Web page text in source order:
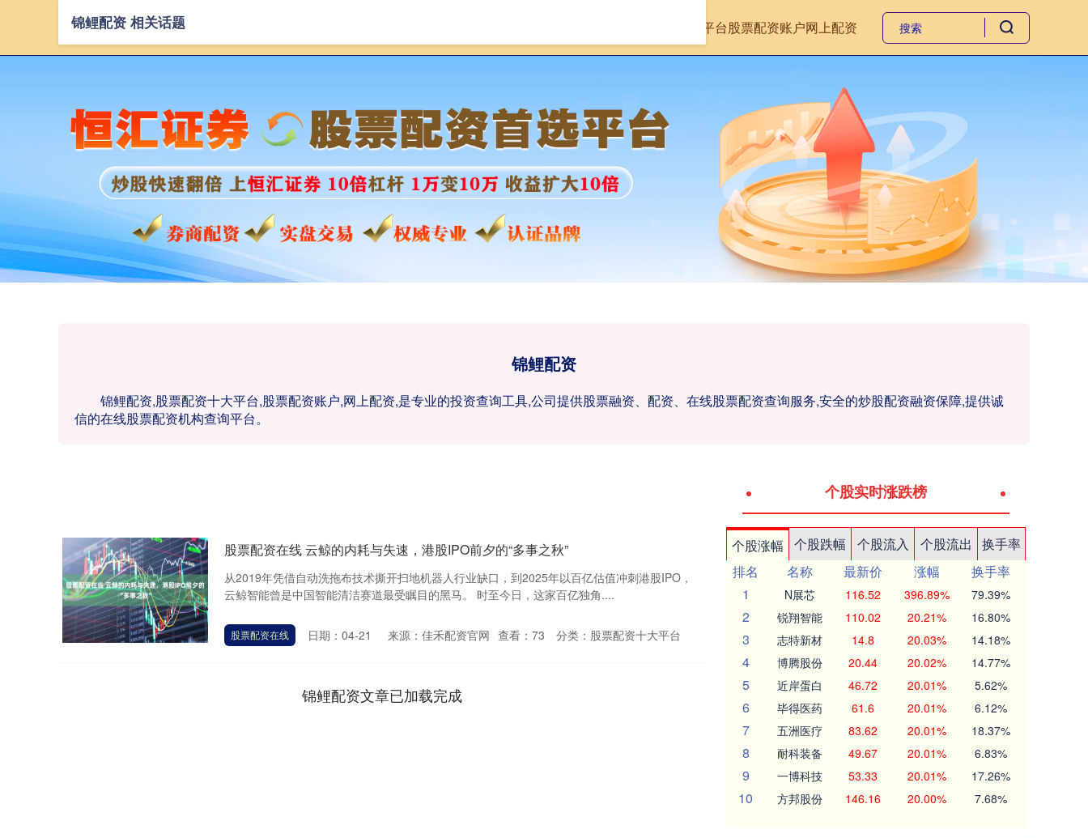
股票配资十大平台股票配资账户网上配资
锦鲤配资
锦鲤配资,股票配资十大平台,股票配资账户,网上配资,是专业的投资查询工具,公司提供股票融资、配资、在线股票配资查询服务,安全的炒股配资融资保障,提供诚
信的在线股票配资机构查询平台。
锦鲤配资 相关话题
股票配资在线 云鲸的内耗与失速，港股IPO前夕的“多事之秋”
从2019年凭借自动洗拖布技术撕开扫地机器人行业缺口，到2025年以百亿估值冲刺港股IPO，
云鲸智能曾是中国智能清洁赛道最受瞩目的黑马。 时至今日，这家百亿独角....
股票配资在线 日期：04-21 来源：佳禾配资官网 查看： 73 分类： 股票配资十大平台
锦鲤配资文章已加载完成
个股实时涨跌榜
个股涨幅 个股跌幅 个股流入 个股流出
换手率
排名
名称 最新价 涨幅
换手率
1
N展芯 116.52 396.89% 79.39%
2 锐翔智能 110.02 20.21% 16.80%
3 志特新材 14.8 20.03% 14.18%
4 博腾股份 20.44 20.02% 14.77%
5 近岸蛋白 46.72 20.01% 5.62%
6 毕得医药 61.6 20.01% 6.12%
7 五洲医疗 83.62 20.01% 18.37%
8 耐科装备 49.67 20.01% 6.83%
9 一博科技 53.33 20.01% 17.26%
10 方邦股份 146.16 20.00% 7.68%